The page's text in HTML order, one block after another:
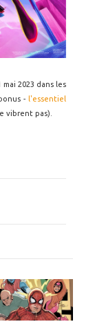
2023 dans les
- l'essentiel
vibrent pas).